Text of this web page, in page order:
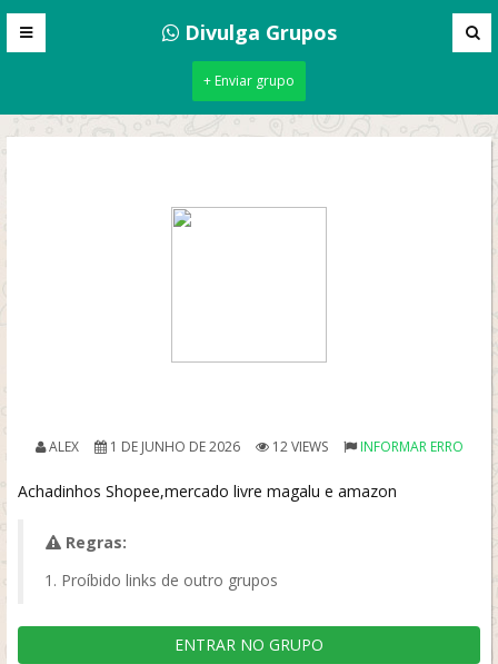
Divulga Grupos
+ Enviar grupo
ALEX 1 DE JUNHO DE 2026 12 VIEWS INFORMAR ERRO
Achadinhos Shopee,mercado livre magalu e amazon
Regras:
Proíbido links de outro grupos
ENTRAR NO GRUPO